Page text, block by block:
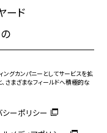
ード
ングカンパニーとしてサービスを拡
さまざまなフィールドへ積極的な
シーポリシー